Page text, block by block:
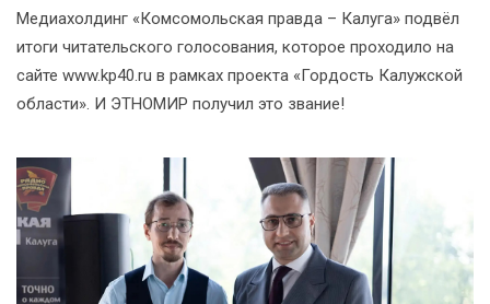
Медиахолдинг «Комсомольская правда – Калуга» подвёл
итоги читательского голосования, которое проходило на
сайте www.kp40.ru в рамках проекта «Гордость Калужской
области». И ЭТНОМИР получил это звание!